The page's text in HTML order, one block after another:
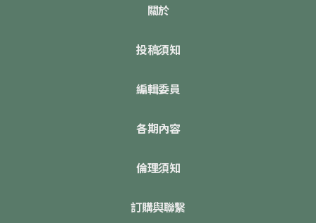
關於
投稿須知
編輯委員
各期內容
倫理須知
訂購與聯繫